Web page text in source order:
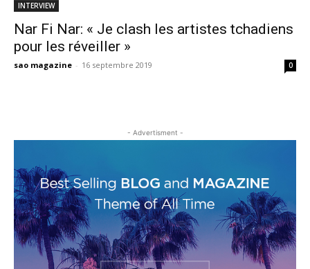
INTERVIEW
Nar Fi Nar: « Je clash les artistes tchadiens
pour les réveiller »
sao magazine - 16 septembre 2019 0
- Advertisment -